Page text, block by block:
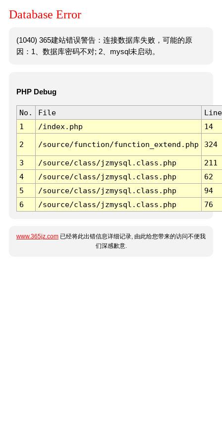
Database Error
(1040) 365建站错误警告：连接数据库失败，可能的原
因：1、数据库密码不对; 2、mysql未启动。
PHP Debug
No. File
Line
1
/index.php 14
2 /source/function/function_extend.php 324
3 /source/class/jzmysql.class.php
211
4
/source/class/jzmysql.class.php
62
5
/source/class/jzmysql.class.php
94
6
/source/class/jzmysql.class.php 76
www.365jz.com 已经将此出错信息详细记录, 由此给您带来的访问不便我
们深感歉意.